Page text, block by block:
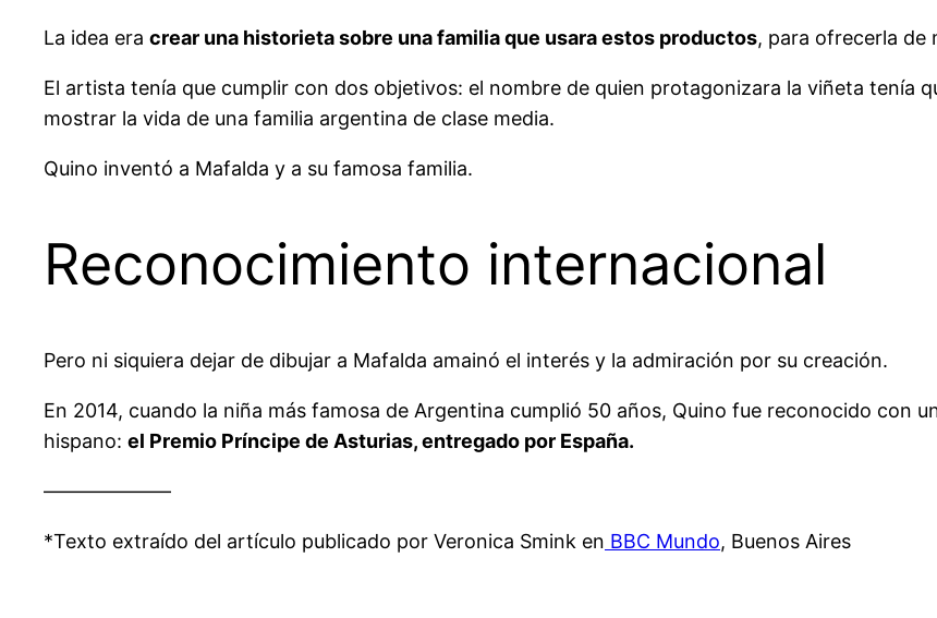
La idea era crear una historieta sobre una familia que usara estos productos, para ofrecerla de
El artista tenía que cumplir con dos objetivos: el nombre de quien protagonizara la viñeta tenía
mostrar la vida de una familia argentina de clase media.
Quino inventó a Mafalda y a su famosa familia.
Reconocimiento internacional
Pero ni siquiera dejar de dibujar a Mafalda amainó el interés y la admiración por su creación.
En 2014, cuando la niña más famosa de Argentina cumplió 50 años, Quino fue reconocido con
hispano: el Premio Príncipe de Asturias, entregado por España.
——————–
*Texto extraído del artículo publicado por Veronica Smink en BBC Mundo, Buenos Aires